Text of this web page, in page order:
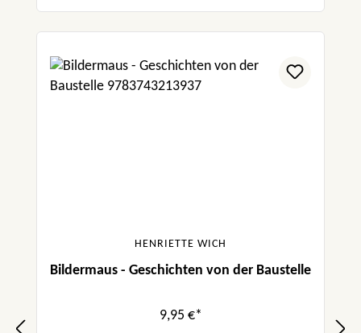
HENRIETTE WICH
Bildermaus - Geschichten von der Baustelle
9,95 €*